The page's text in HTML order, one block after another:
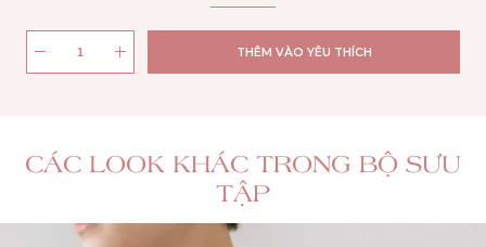
THÊM VÀO YÊU THÍCH
CÁC LOOK KHÁC TRONG BỘ SƯU
TẬP